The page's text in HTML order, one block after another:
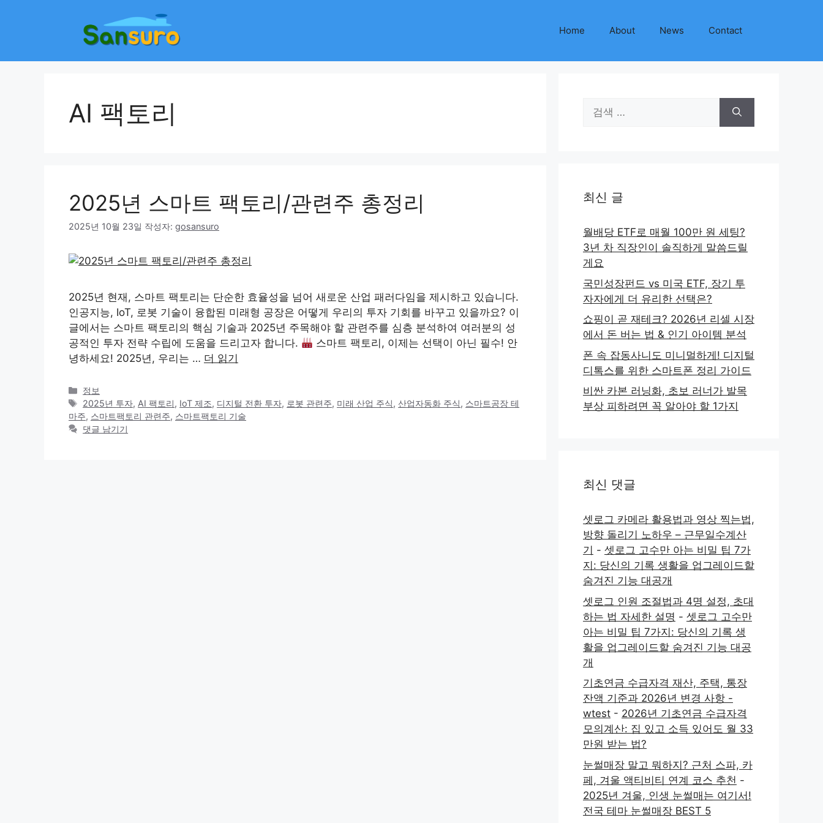
Home About News Contact
AI 팩토리
2025년 스마트 팩토리/관련주 총정리
2025년 10월 23일 작성자: gosansuro
2025년 현재, 스마트 팩토리는 단순한 효율성을 넘어 새로운 산업 패러다임을 제시하고 있습니다.
인공지능, IoT, 로봇 기술이 융합된 미래형 공장은 어떻게 우리의 투자 기회를 바꾸고 있을까요? 이
글에서는 스마트 팩토리의 핵심 기술과 2025년 주목해야 할 관련주를 심층 분석하여 여러분의 성
공적인 투자 전략 수립에 도움을 드리고자 합니다.
스마트 팩토리, 이제는 선택이 아닌 필수! 안
녕하세요! 2025년, 우리는 … 더 읽기
카
테
고
리
정보
태
그
2025년 투자, AI 팩토리, IoT 제조, 디지털 전환 투자, 로봇 관련주, 미래 산업 주식,산업자동화 주식, 스마트공장 테
마주, 스마트팩토리 관련주, 스마트팩토리 기술
댓글 남기기
색:
최신 글
월배당 ETF로 매월 100만 원 세팅?
3년 차 직장인이 솔직하게 말씀드릴
게요
국민성장펀드 vs 미국 ETF, 장기 투
자자에게 더 유리한 선택은?
쇼핑이 곧 재테크? 2026년 리셀 시장
에서 돈 버는 법 & 인기 아이템 분석
폰 속 잡동사니도 미니멀하게! 디지털
디톡스를 위한 스마트폰 정리 가이드
비싼 카본 러닝화, 초보 러너가 발목
부상 피하려면 꼭 알아야 할 1가지
최신 댓글
셋로그 카메라 활용법과 영상 찍는법,
방향 돌리기 노하우 – 근무일수계산
기 - 셋로그 고수만 아는 비밀 팁 7가
지: 당신의 기록 생활을 업그레이드할
숨겨진 기능 대공개
셋로그 인원 조절법과 4명 설정, 초대
하는 법 자세한 설명 - 셋로그 고수만
아는 비밀 팁 7가지: 당신의 기록 생
활을 업그레이드할 숨겨진 기능 대공
개
기초연금 수급자격 재산, 주택, 통장
잔액 기준과 2026년 변경 사항 -
wtest - 2026년 기초연금 수급자격
모의계산: 집 있고 소득 있어도 월 33
만원 받는 법?
눈썰매장 말고 뭐하지? 근처 스파, 카
페, 겨울 액티비티 연계 코스 추천 -
2025년 겨울, 인생 눈썰매는 여기서!
전국 테마 눈썰매장 BEST 5